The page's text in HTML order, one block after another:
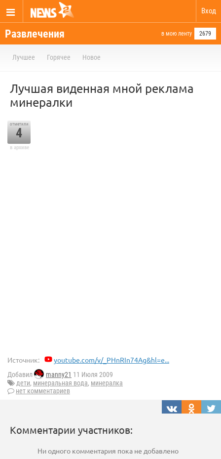
Вход
Развлечения в мою ленту 2679
Лучшее Горячее Новое
Лучшая виденная мной реклама
минералки
отметили
4
в архиве
Источник: youtube.com/v/_PHnRIn74Ag&hl=e...
Добавил manny21 11 Июля 2009
дети, минеральная вода, минералка
нет комментариев
Комментарии участников:
Ни одного комментария пока не добавлено